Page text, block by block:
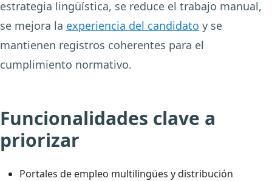
estrategia lingüística, se reduce el trabajo manual,
se mejora la experiencia del candidato y se
mantienen registros coherentes para el
cumplimiento normativo.
Funcionalidades clave a
priorizar
Portales de empleo multilingües y distribución